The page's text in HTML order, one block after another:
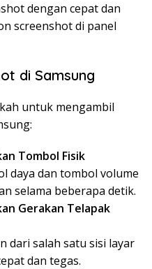
dengan cepat dan
screenshot di panel
di Samsung
untuk mengambil
Tombol Fisik
daya dan tombol volume
selama beberapa detik.
Gerakan Telapak
dari salah satu sisi layar
dan tegas.